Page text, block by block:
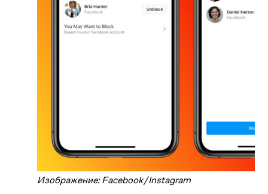
Изображение: Facebook/Instagram